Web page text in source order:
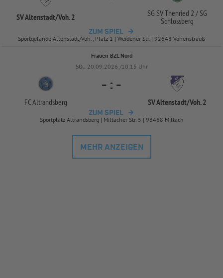
SV Altenstadt/Voh. 2 SG SV Thenried 2 / SG
Schlossberg
ZUM SPIEL
Sportgelände Altenstadt/Voh., Platz 1 | Weidener Str. | 92648 Vohenstrauß
Frauen BZL Nord
SO.. 20.09.2026 /10:15 Uhr
FC Altrandsberg
- : -
SV Altenstadt/Voh. 2
ZUM SPIEL
Sportplatz Altrandsberg | Miltacher Str. 5 | 93468 Miltach
MEHR ANZEIGEN